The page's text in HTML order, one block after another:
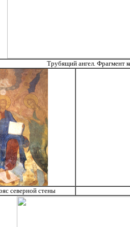
Трубящий ангел. Фрагмент
северной стены